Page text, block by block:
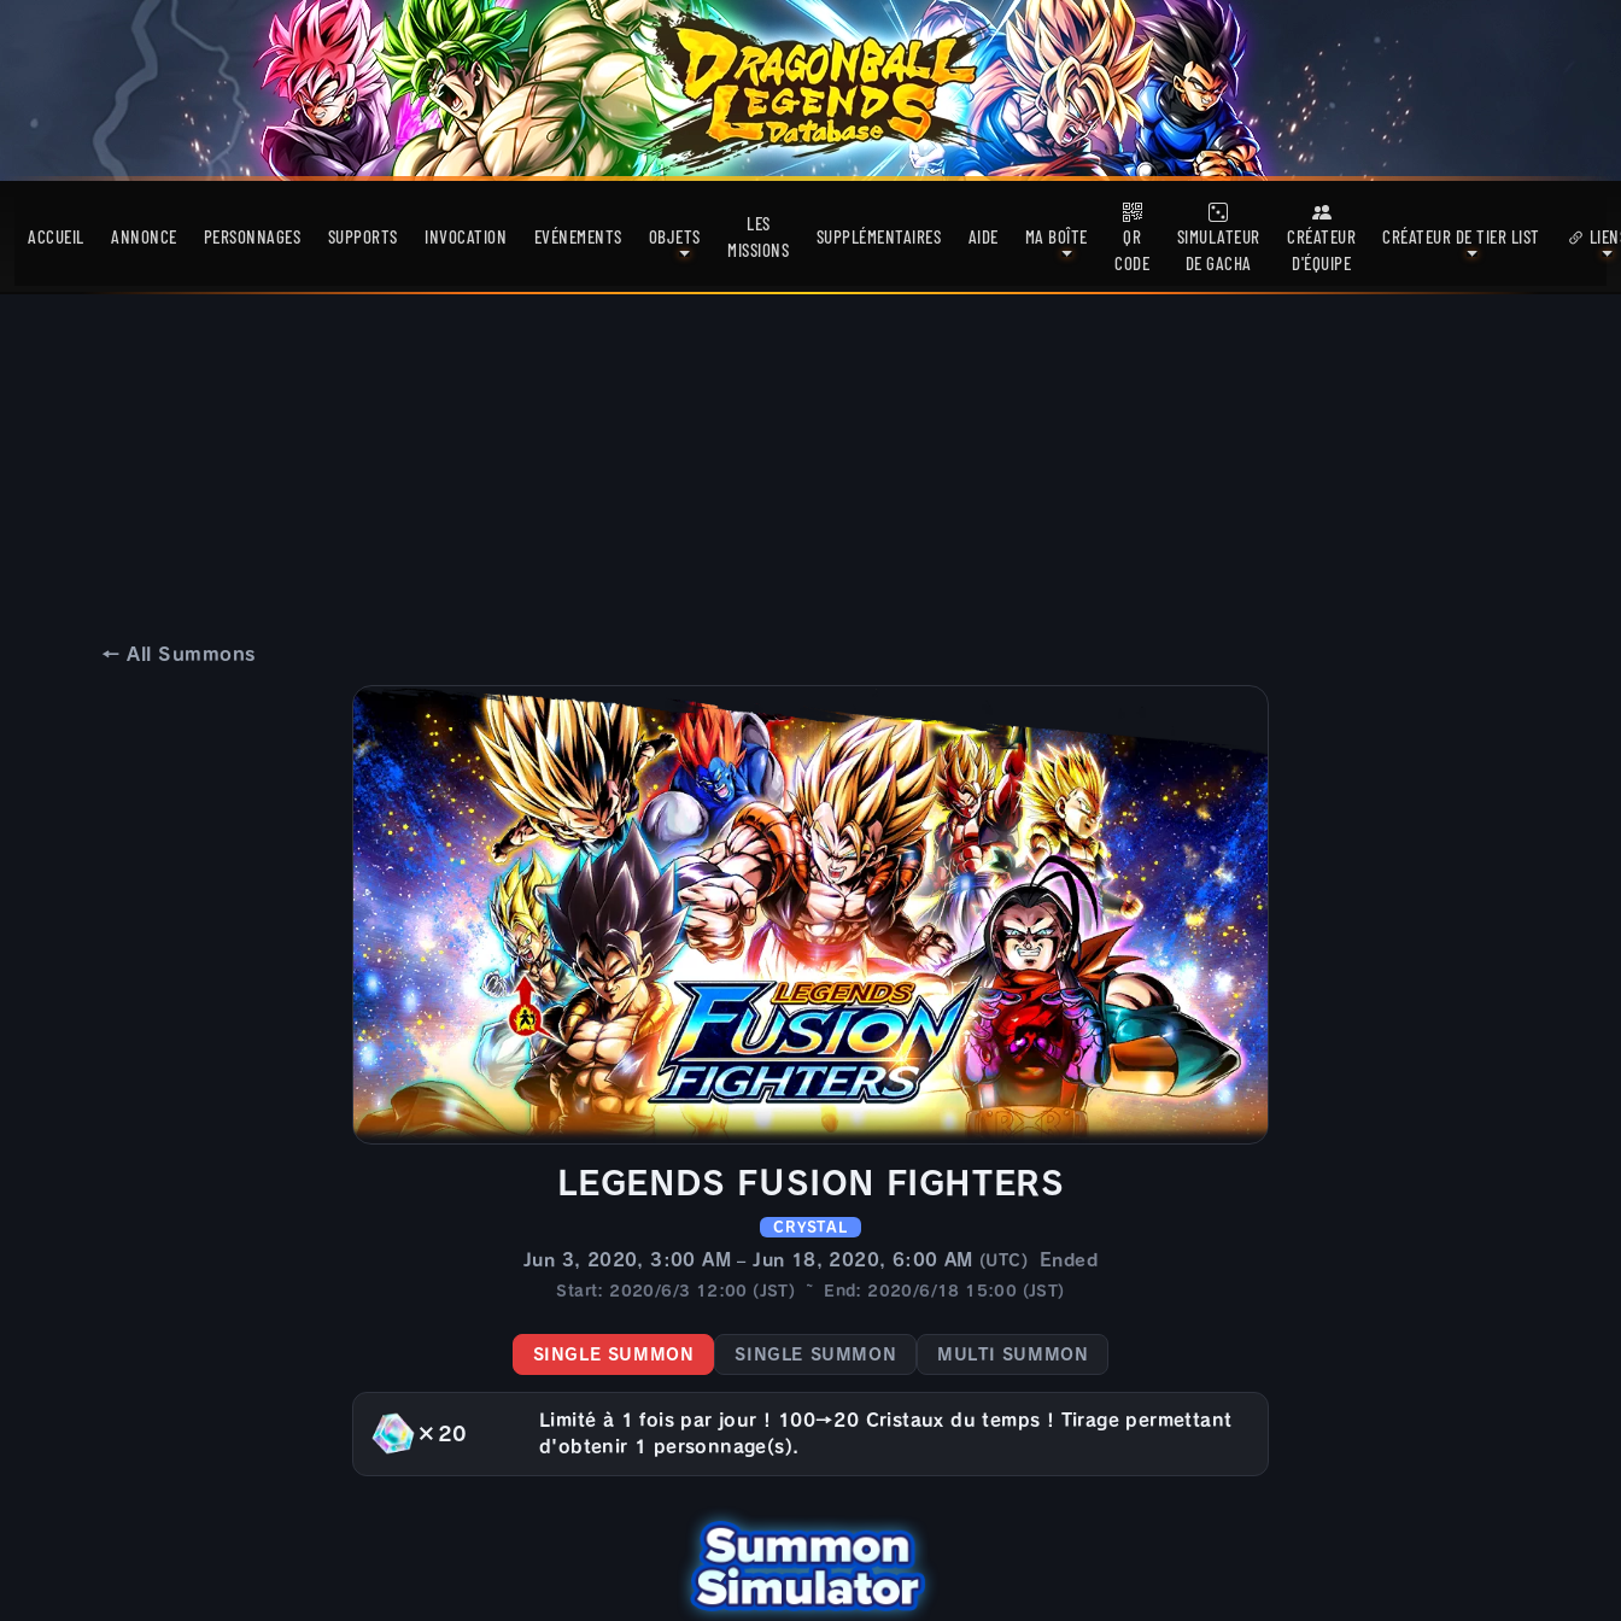
ACCUEIL ANNONCE PERSONNAGES SUPPORTS INVOCATION EVÉNEMENTS OBJETS
LES
MISSIONS
SUPPLÉMENTAIRES AIDE MA BOÎTE
QR
CODE
SIMULATEUR
DE GACHA
CRÉATEUR
D'ÉQUIPE
CRÉATEUR DE TIER LIST
← All Summons
LEGENDS FUSION FIGHTERS
CRYSTAL
Jun 3, 2020, 3:00 AM – Jun 18, 2020, 6:00 AM (UTC) Ended
Start: 2020/6/3 12:00 (JST) ~ End: 2020/6/18 15:00 (JST)
SINGLE SUMMON SINGLE SUMMON MULTI SUMMON
×20
Limité à 1 fois par jour ! 100→20 Cristaux du temps ! Tirage permettant
d'obtenir 1 personnage(s).